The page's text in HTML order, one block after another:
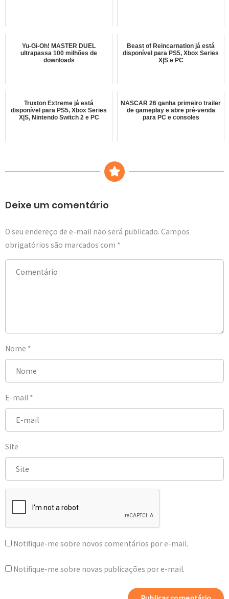
Yu-Gi-Oh! MASTER DUEL
ultrapassa 100 milhões de
downloads
Beast of Reincarnation já está
disponível para PS5, Xbox Series
X|S e PC
Truxton Extreme já está
disponível para PS5, Xbox Series
X|S, Nintendo Switch 2 e PC
NASCAR 26 ganha primeiro trailer
de gameplay e abre pré-venda
para PC e consoles
Deixe um comentário
O seu endereço de e-mail não será publicado. Campos
obrigatórios são marcados com *
Nome *
E-mail *
Site
Notifique-me sobre novos comentários por e-mail.
Notifique-me sobre novas publicações por e-mail.